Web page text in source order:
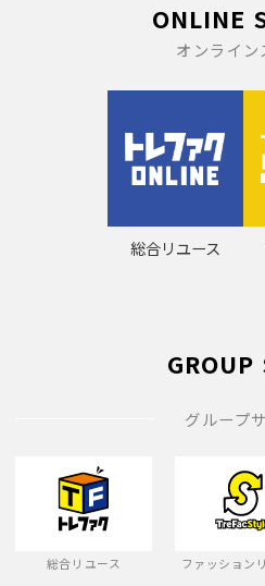
ONLINE
オンライン
総合リユース
GROUP
グループ
総合リユース ファッション